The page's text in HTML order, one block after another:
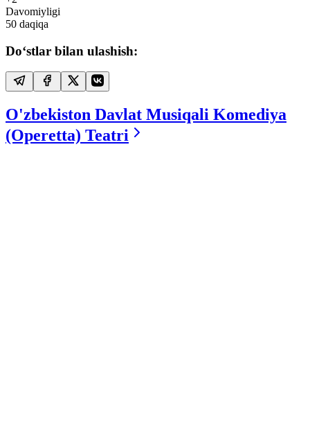
Davomiyligi
50 daqiqa
Do‘stlar bilan ulashish:
O'zbekiston Davlat Musiqali Komediya
(Operetta) Teatri